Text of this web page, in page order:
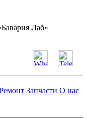
Лаб»
Запчасти О нас